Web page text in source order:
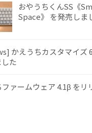
おやうちくんSS《
Space》 を発売しま
かえうちカスタマイズ
た
ァームウェア 4.1β をリ